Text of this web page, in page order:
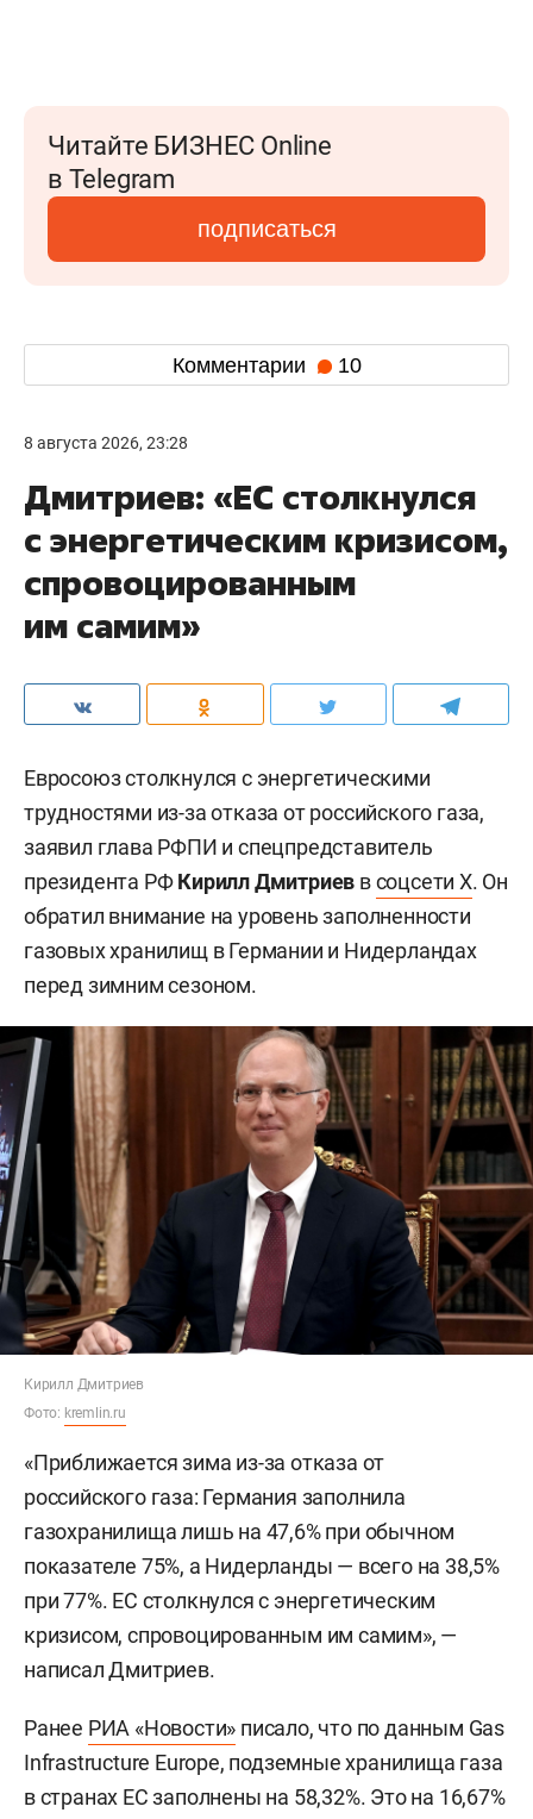
Читайте БИЗНЕС Online
в Telegram
подписаться
Комментарии 10
8 августа 2026, 23:28
Дмитриев: «ЕС столкнулся
с энергетическим кризисом,
спровоцированным
им самим»
Евросоюз столкнулся с энергетическими
трудностями из-за отказа от российского газа,
заявил глава РФПИ и спецпредставитель
президента РФКирилл Дмитриев всоцсети X. Он
обратил внимание на уровень заполненности
газовых хранилищ в Германии и Нидерландах
перед зимним сезоном.
Кирилл Дмитриев
Фото: kremlin.ru
«Приближается зима из-за отказа от
российского газа: Германия заполнила
газохранилища лишь на 47,6% при обычном
показателе 75%, а Нидерланды — всего на 38,5%
при 77%. ЕС столкнулся с энергетическим
кризисом, спровоцированным им самим», —
написал Дмитриев.
Ранее РИА «Новости» писало, что по данным Gas
Infrastructure Europe, подземные хранилища газа
в странах ЕС заполнены на 58,32%. Это на 16,67%